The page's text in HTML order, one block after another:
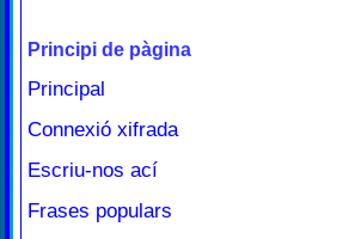
Principi de pàgina
Principal
Connexió xifrada
Escriu-nos ací
Frases populars